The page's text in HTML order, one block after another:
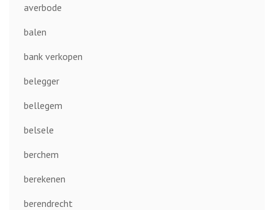
averbode
balen
bank verkopen
belegger
bellegem
belsele
berchem
berekenen
berendrecht